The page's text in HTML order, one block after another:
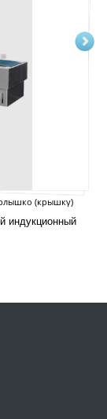
(крышку)
индукционный